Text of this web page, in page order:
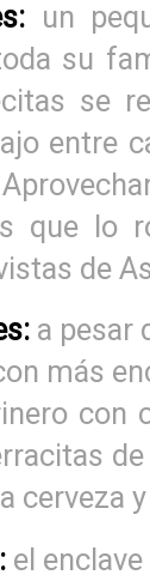
un
su
se
entre
que lo
de
a pesar
más
con
cerveza
el